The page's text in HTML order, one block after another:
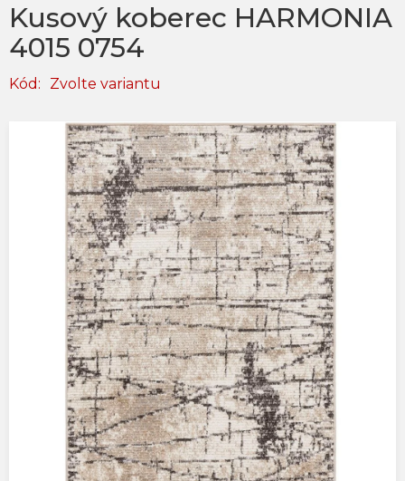
Kusový koberec HARMONIA
4015 0754
Kód: Zvolte variantu